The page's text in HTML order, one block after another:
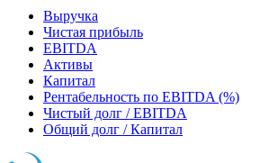
Выручка
Чистая прибыль
EBITDA
Активы
Капитал
Рентабельность по EBITDA (%)
Чистый долг / EBITDA
Общий долг / Капитал